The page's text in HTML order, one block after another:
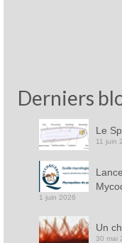
Derniers
Le
11 juin
1 juin 2026
Un
30 mai